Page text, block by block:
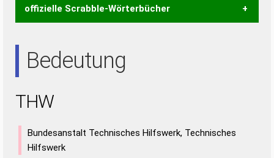
offizielle Scrabble-Wörterbücher
Wortanalyse-Algorithmus gute Anhaltspunkte zu
Wortbedeutung, Worttrennung und Wortform, um die
bestimmen!
Duden – Standardwerk in 12 Bänden
Bedeutung
THW
Bundesanstalt Technisches Hilfswerk, Technisches
Hilfswerk